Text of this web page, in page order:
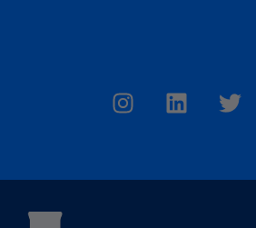
T
w
t
L
i
e
I
n
a